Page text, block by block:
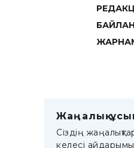
Жаңалық
Сіздің
келесі